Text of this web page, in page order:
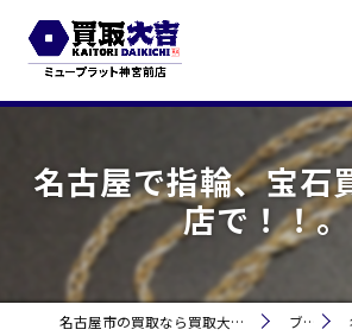
名古屋で指輪、宝石
店で！！。
名古屋市の買取なら買取大吉 ミュープラット神宮前 ブログ